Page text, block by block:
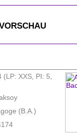
XXS, PI: 5
(B.A.)